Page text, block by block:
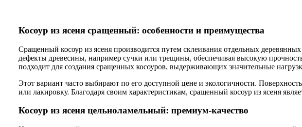
Косоур из ясеня сращенный: особенности и преимущества
Сращенный косоур из ясеня производится путем склеивания отдельных
дефекты древесины, например сучки или трещины, обеспечивая высокую
подходит для создания сращенных косоуров, выдерживающих значительные
Этот вариант часто выбирают по его доступной цене и экологичности.
или лакировку. Благодаря своим характеристикам, сращенный косоур из ясеня
Косоур из ясеня цельноламельный: премиум-качество